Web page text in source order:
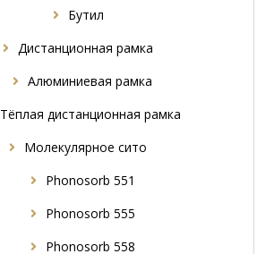
Бутил
Дистанционная рамка
Алюминиевая рамка
Tёплая дистанционная рамка
Молекулярное сито
Phonosorb 551
Phonosorb 555
Phonosorb 558